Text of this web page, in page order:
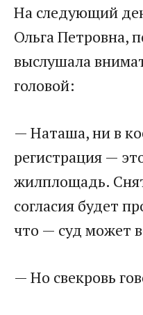
На следующий
Ольга Петровна,
выслушала
головой:
— Наташа, ни в
регистрация —
жилплощадь.
согласия будет
что — суд может
— Но свекровь